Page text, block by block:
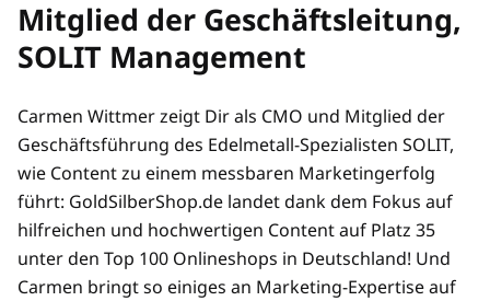
Mitglied der Geschäftsleitung,
SOLIT Management
Carmen Wittmer zeigt Dir als CMO und Mitglied der
Geschäftsführung des Edelmetall-Spezialisten SOLIT,
wie Content zu einem messbaren Marketingerfolg
führt: GoldSilberShop.de landet dank dem Fokus auf
hilfreichen und hochwertigen Content auf Platz 35
unter den Top 100 Onlineshops in Deutschland! Und
Carmen bringt so einiges an Marketing-Expertise auf